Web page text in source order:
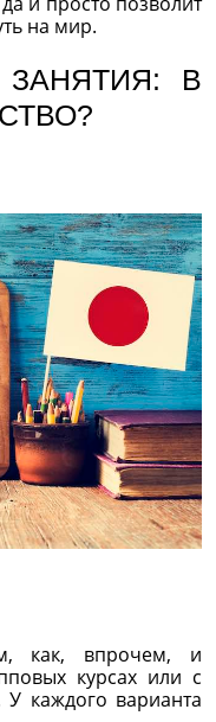
на мир.
ЗАНЯТИЯ: В
как, впрочем, и
курсах или с
каждого варианта